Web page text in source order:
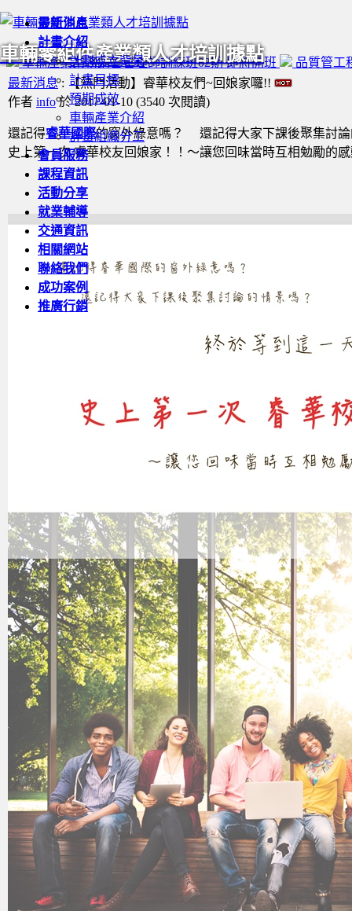
車輛零組件產業類人才培訓據點
最新消息
計畫介紹
計劃成立背景
計畫目標
預期成效
車輛產業介紹
計畫組織分工
會員服務
課程資訊
活動分享
就業輔導
交通資訊
相關網站
聯絡我們
成功案例
推廣行銷
車輛產業業務銷售管理師訓練班02期 即將開班
品質管工
最新消息: 【熱門活動】睿華校友們~回娘家囉!!
作者 info 於 2017-01-10 (3540 次閱讀)
還記得睿華國際的窗外綠意嗎？ 還記得大家下課後聚集討論
史上第一次 睿華校友回娘家！！～讓您回味當時互相勉勵的